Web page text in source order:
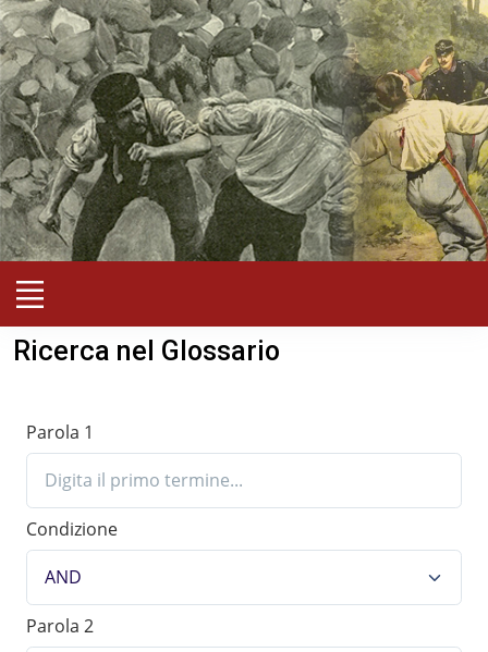
Ricerca nel Glossario
Parola 1
Condizione
Parola 2